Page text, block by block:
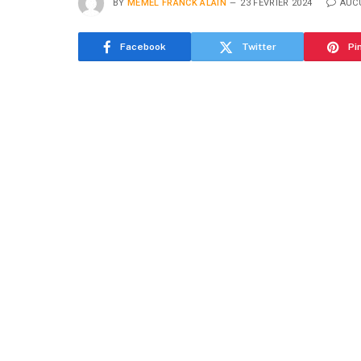
BY MEMEL FRANCK ALAIN 23 FÉVRIER 2024
Facebook Twitter